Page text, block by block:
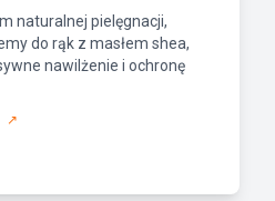
naturalnej pielęgnacji,
do rąk z masłem shea,
nawilżenie i ochronę
↗